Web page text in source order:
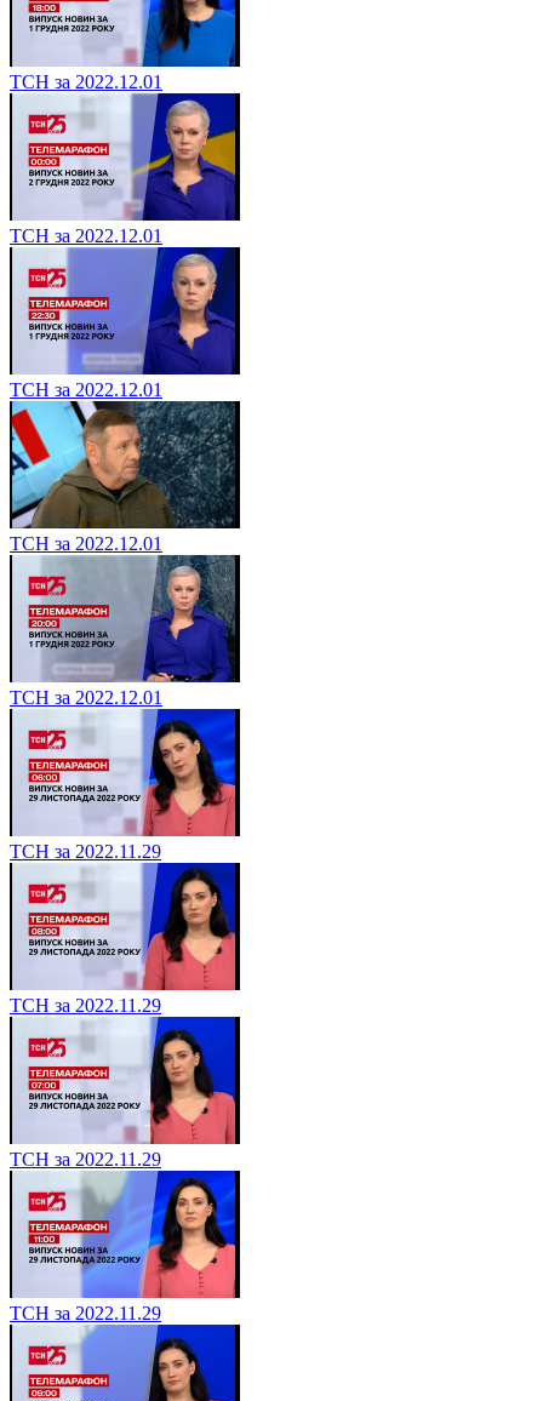
ТСН за 2022.12.01
ТСН за 2022.12.01
ТСН за 2022.12.01
ТСН за 2022.12.01
ТСН за 2022.12.01
ТСН за 2022.11.29
ТСН за 2022.11.29
ТСН за 2022.11.29
ТСН за 2022.11.29